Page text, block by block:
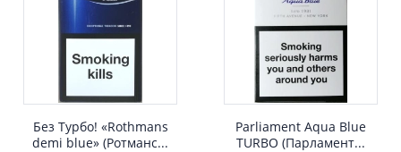
Быстрый просмотр
Без Турбо! «Rothmans
demi blue» (Ротманс...
Быстрый просмотр
Parliament Aqua Blue
TURBO (Парламент...